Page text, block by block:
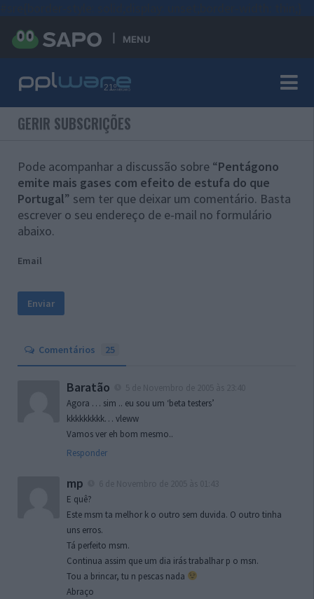
MENU
GERIR SUBSCRIÇÕES
Pode acompanhar a discussão sobre “Pentágono
emite mais gases com efeito de estufa do que
Portugal” sem ter que deixar um comentário. Basta
escrever o seu endereço de e-mail no formulário
abaixo.
Email
Comentários 25
Baratão
Agora … sim .. eu sou um ‘beta testers’
kkkkkkkkk… vleww
Vamos ver eh bom mesmo..
Responder
mp
E quê?
Este msm ta melhor k o outro sem duvida. O outro tinha
uns erros.
Tá perfeito msm.
Continua assim que um dia irás trabalhar p o msn.
Tou a brincar, tu n pescas nada
Abraço